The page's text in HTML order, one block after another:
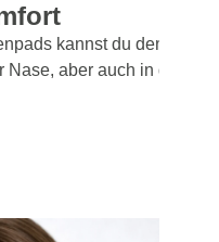
kannst du den ganzen
aber auch in den